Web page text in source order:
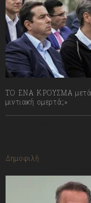
ΤΟ ΕΝΑ ΚΡΟΥΣΜΑ μετά
μιντιακή ομερτά;»
Δημοφιλή